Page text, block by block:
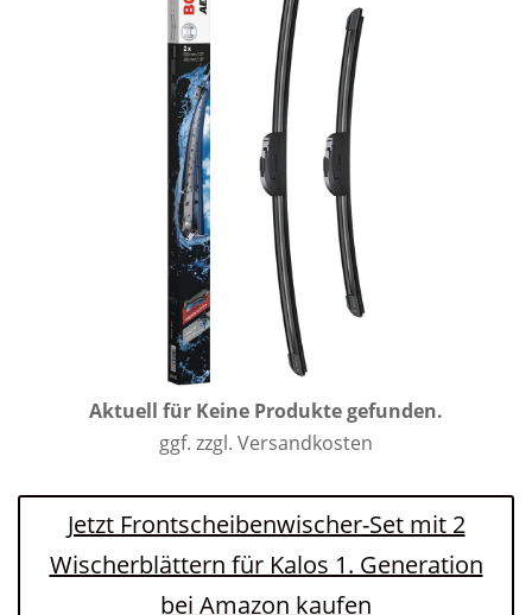
Aktuell für Keine Produkte gefunden.
ggf. zzgl. Versandkosten
Jetzt Frontscheibenwischer-Set mit 2
Wischerblättern für Kalos 1. Generation
bei Amazon kaufen